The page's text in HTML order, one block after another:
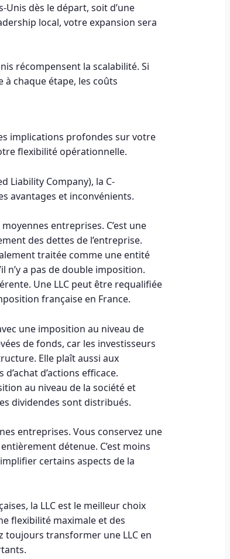
dès le départ, soit d’une
local, votre expansion sera
récompensent la scalabilité. Si
chaque étape, les coûts
implications profondes sur votre
flexibilité opérationnelle.
Liability Company), la C-
avantages et inconvénients.
entreprises. C’est une
des dettes de l’entreprise.
traitée comme une entité
n’y a pas de double imposition.
Une LLC peut être requalifiée
française en France.
une imposition au niveau de
de fonds, car les investisseurs
Elle plaît aussi aux
d’actions efficace.
au niveau de la société et
dividendes sont distribués.
entreprises. Vous conservez une
détenue. C’est moins
certains aspects de la
la LLC est le meilleur choix
flexibilité maximale et des
toujours transformer une LLC en